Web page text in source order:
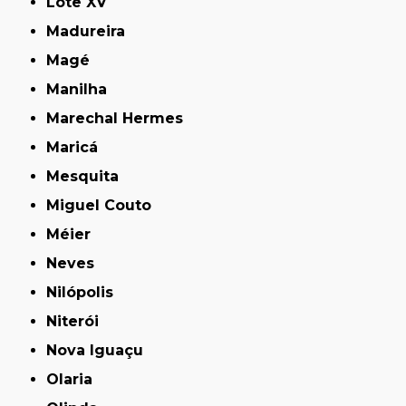
Madureira
Magé
Manilha
Marechal Hermes
Maricá
Mesquita
Miguel Couto
Méier
Neves
Nilópolis
Niterói
Nova Iguaçu
Olaria